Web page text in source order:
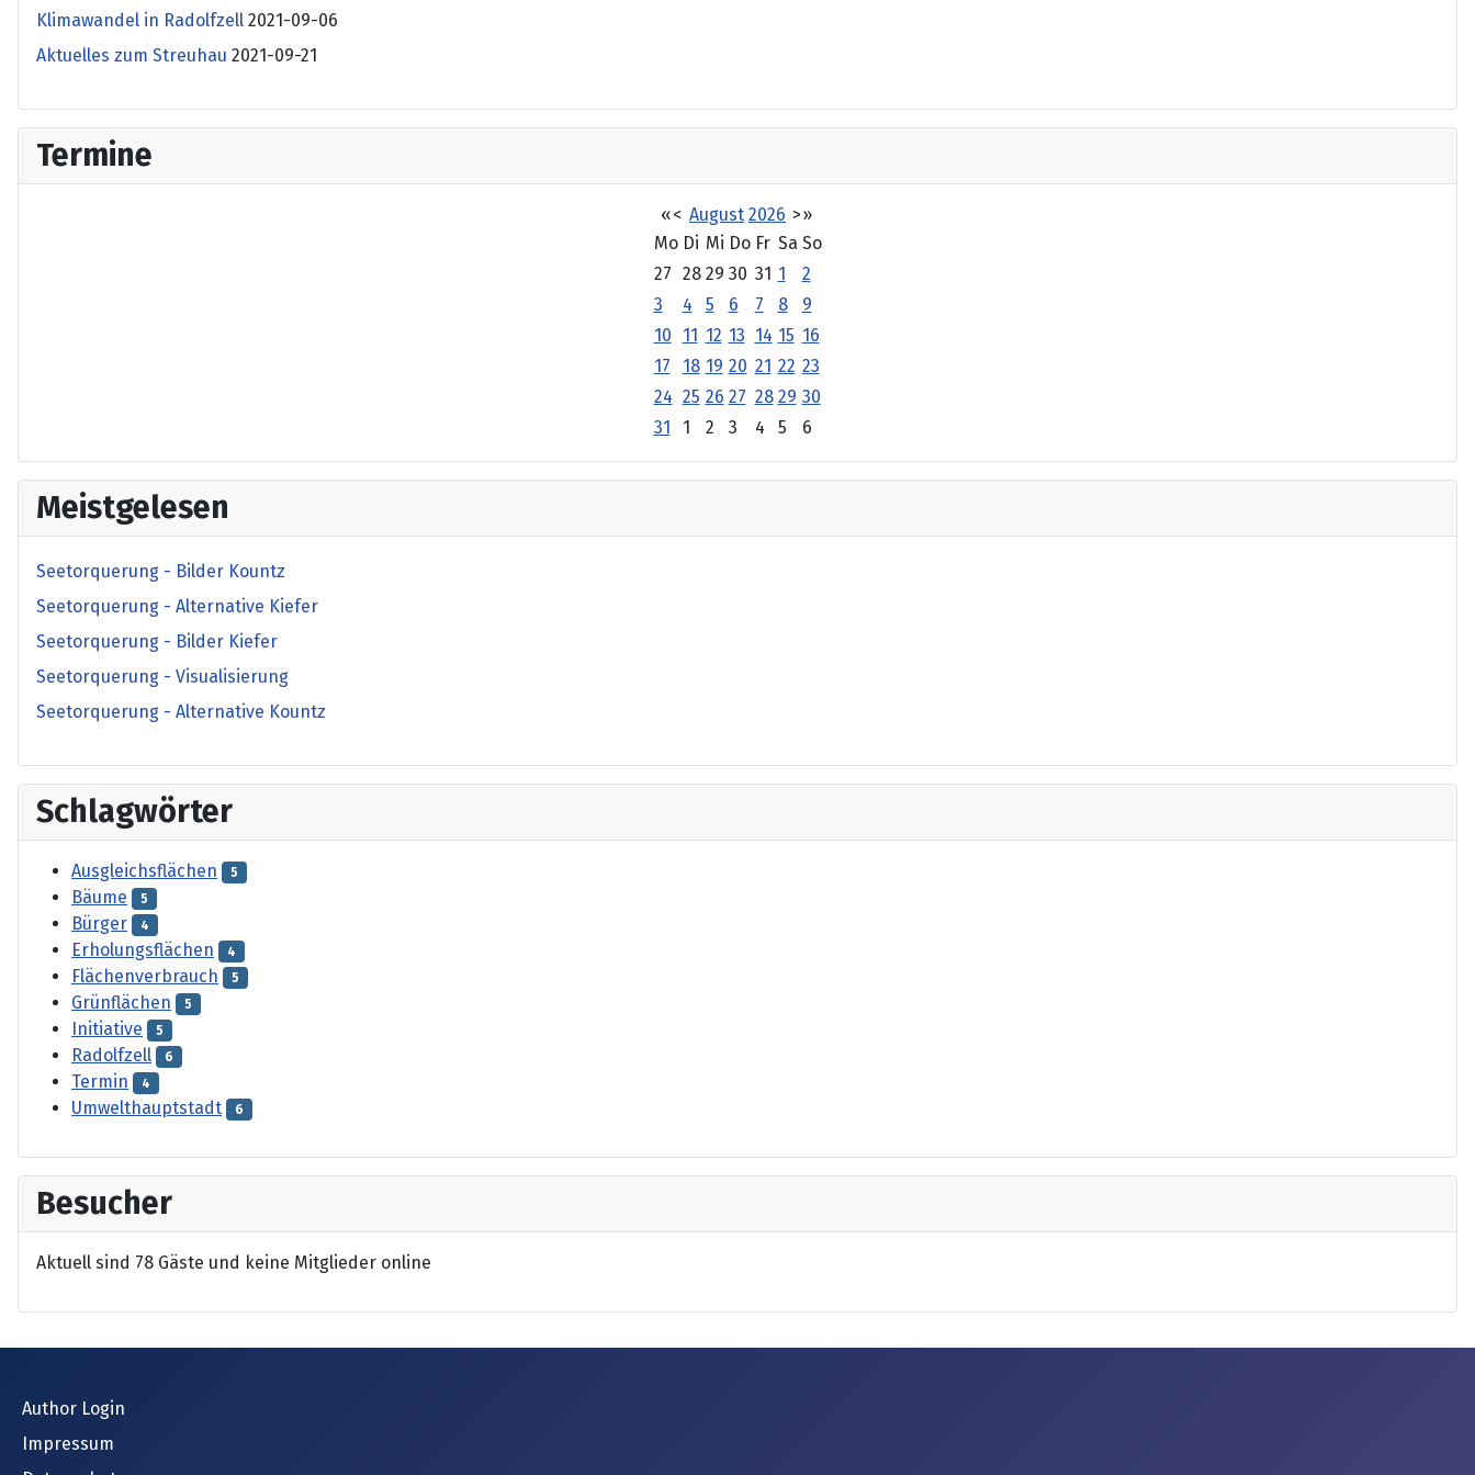
Klimawandel in Radolfzell 2021-09-06
Aktuelles zum Streuhau 2021-09-21
Termine
«< August 2026 >»
Mo Di Mi Do Fr Sa So
27 28 29 30 31 1
2
3
4 5 6 7 8
9
10
11 12 13 14 15 16
17
18 19 20 21 22 23
24 25 26 27 28 29 30
31
1 2 3 4 5 6
Meistgelesen
Seetorquerung - Bilder Kountz
Seetorquerung - Alternative Kiefer
Seetorquerung - Bilder Kiefer
Seetorquerung - Visualisierung
Seetorquerung - Alternative Kountz
Schlagwörter
Ausgleichsflächen 5
Bäume 5
Bürger 4
Erholungsflächen 4
Flächenverbrauch 5
Grünflächen 5
Initiative 5
Radolfzell 6
Termin 4
Umwelthauptstadt 6
Besucher
Aktuell sind 78 Gäste und keine Mitglieder online
Author Login
Impressum